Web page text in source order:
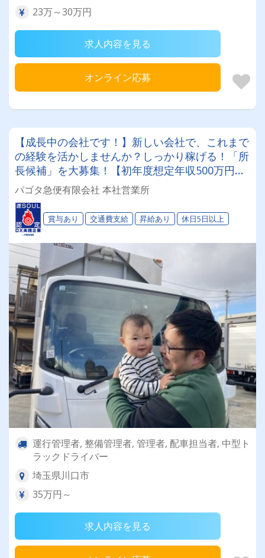
23万～30万円
求人内容を見る
オンライン応募
【成長中の会社です！】新しい会社で、これまで
の経験を活かしませんか？しっかり稼げる！「所
長候補」を大募集！【初年度想定年収500万円★
運行管理者資格必須！】
パゴタ急便有限会社 本社営業所
賞与あり 交通費支給 昇給あり 休日5日以上
運行管理者, 整備管理者, 管理者, 配車担当者, 中型ト
ラックドライバー
埼玉県川口市
35万円～
求人内容を見る